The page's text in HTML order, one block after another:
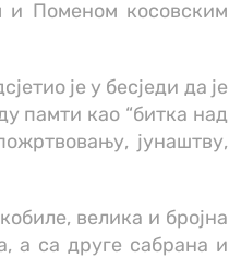
и Поменом косовским
је у бесједи да је
памти као “биткa над
јунаштву,
велика и бројна
а са друге сабрана и